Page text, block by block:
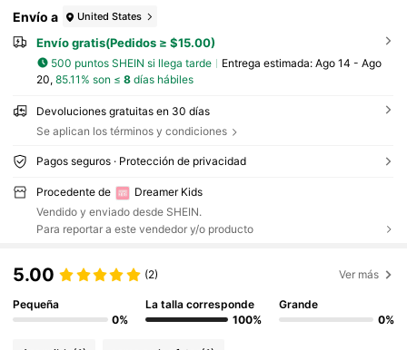
Envío a United States
Envío gratis(Pedidos ≥ $15.00)
500 puntos SHEIN si llega tarde Entrega estimada: Ago 14 - Ago
20, 85.11% son ≤ 8días hábiles
Devoluciones gratuitas en 30 días
Se aplican los términos y condiciones
Pagos seguros · Protección de privacidad
Procedente de
Dreamer Kids
Vendido y enviado desde SHEIN.
Para reportar a este vendedor y/o producto
5.00 (2) Ver más
Pequeña
0%
La talla corresponde
100%
Grande
0%